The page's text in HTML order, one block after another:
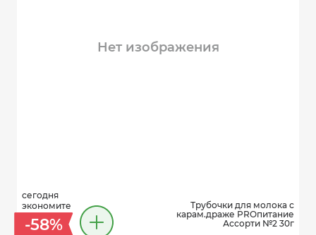
Нет изображения
сегодня
экономите
-58%
Трубочки для молока с
карам.драже PROпитание
Ассорти №2 30г